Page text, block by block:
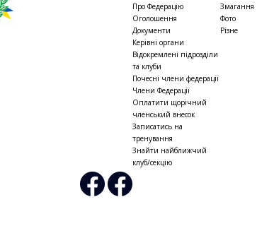
Про Федерацію
Оголошення
Документи
Керівні органи
Відокремлені підрозділи
та клуби
Почесні члени федерації
Члени Федерації
Оплатити щорічний
членський внесок
Записатись на
тренування
Знайти найближчий
клуб/секцію
Змагання
Фото
Різне